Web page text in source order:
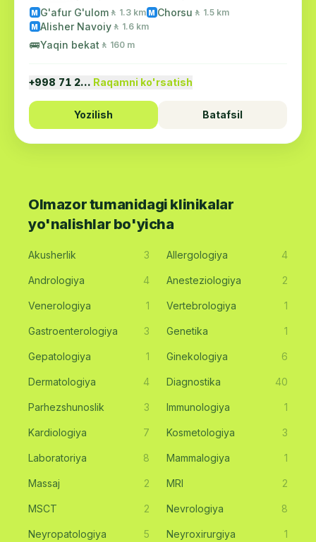
M G'afur G'ulom 🚶 1.3 km M Chorsu 🚶 1.5 km
M Alisher Navoiy 🚶 1.6 km
🚌Yaqin bekat 🚶 160 m
+998 71 2… Raqamni ko'rsatish
Yozilish Batafsil
Olmazor tumanidagi klinikalar
yo'nalishlar bo'yicha
Akusherlik 3 Allergologiya 4
Andrologiya 4 Anesteziologiya 2
Venerologiya 1 Vertebrologiya 1
Gastroenterologiya 3 Genetika 1
Gepatologiya 1 Ginekologiya 6
Dermatologiya 4 Diagnostika 40
Parhezshunoslik 3 Immunologiya 1
Kardiologiya 7 Kosmetologiya 3
Laboratoriya 8 Mammalogiya 1
Massaj 2 MRI 2
MSCT 2 Nevrologiya 8
Neyropatologiya 5 Neyroxirurgiya 1